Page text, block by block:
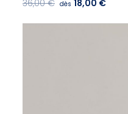
dès 18,00 €
36,00 €